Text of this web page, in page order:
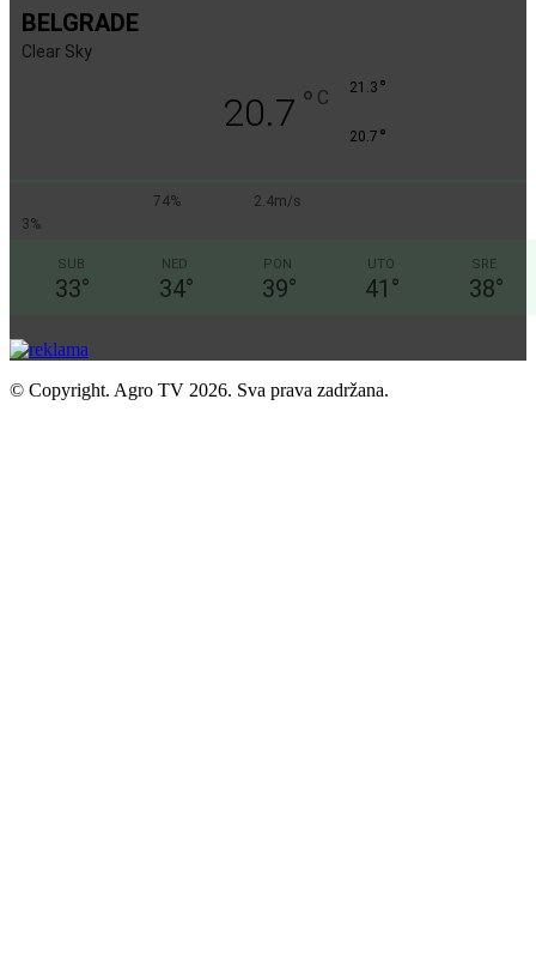
BELGRADE
Clear Sky
20.7 ° C 21.3 °
20.7 °
74%
2.4m/s
3%
SUB
33°
NED
34°
PON
39°
UTO
41 °
SRE
38°
© Copyright. Agro TV 2026. Sva prava zadržana.